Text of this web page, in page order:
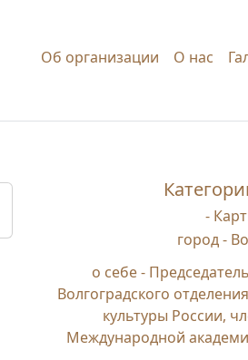
Об организации О нас
-
город -
о себе -
Волгоградского
культуры России,
Международной